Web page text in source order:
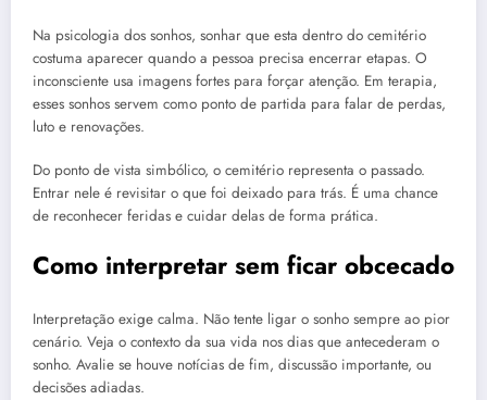
Na psicologia dos sonhos, sonhar que esta dentro do cemitério
costuma aparecer quando a pessoa precisa encerrar etapas. O
inconsciente usa imagens fortes para forçar atenção. Em terapia,
esses sonhos servem como ponto de partida para falar de perdas,
luto e renovações.
Do ponto de vista simbólico, o cemitério representa o passado.
Entrar nele é revisitar o que foi deixado para trás. É uma chance
de reconhecer feridas e cuidar delas de forma prática.
Como interpretar sem ficar obcecado
Interpretação exige calma. Não tente ligar o sonho sempre ao pior
cenário. Veja o contexto da sua vida nos dias que antecederam o
sonho. Avalie se houve notícias de fim, discussão importante, ou
decisões adiadas.